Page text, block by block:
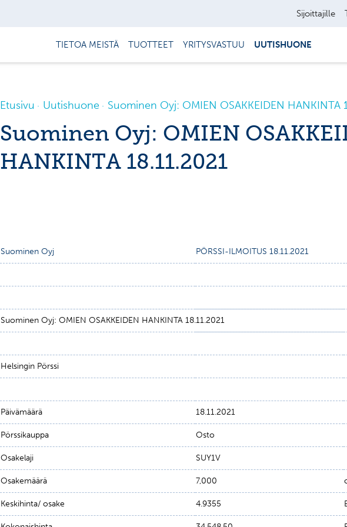
Sijoittajille
TIETOA MEISTÄ TUOTTEET YRITYSVASTUU UUTISHUONE
Etusivu Uutishuone Suominen Oyj: OMIEN OSAKKEIDEN HANKINTA
Suominen Oyj: OMIEN
HANKINTA 18.11.2021
Suominen Oyj PÖRSSI-ILMOITUS 18.11.2021
Suominen Oyj: OMIEN OSAKKEIDEN HANKINTA 18.11.2021
Helsingin Pörssi
Päivämäärä 18.11.2021
Pörssikauppa Osto
Osakelaji SUY1V
Osakemäärä 7,000
Keskihinta/ osake 4.9355